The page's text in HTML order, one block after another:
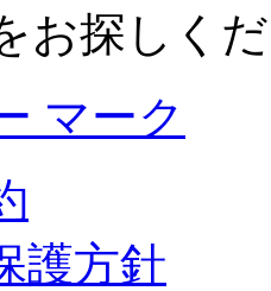
お探しく
マーク
護方針